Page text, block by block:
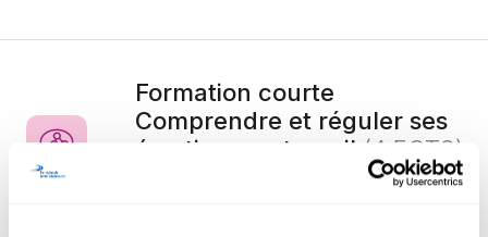
Formation courte
Comprendre et réguler ses
émotions au travail (4 ECTS)